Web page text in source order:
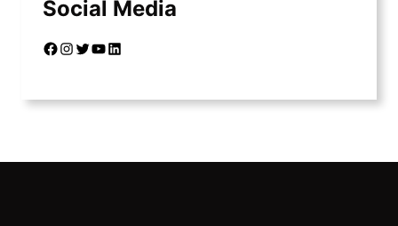
Social Media
Facebook Instagram Twitter YouTube LinkedIn